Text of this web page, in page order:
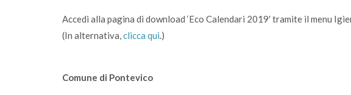
Accedi alla pagina di download ‘Eco Calendari 2019′ tramite il menu
(In alternativa,clicca qui.)
Comune di Pontevico